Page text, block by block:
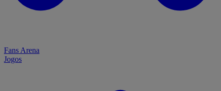
Fans Arena
Jogos